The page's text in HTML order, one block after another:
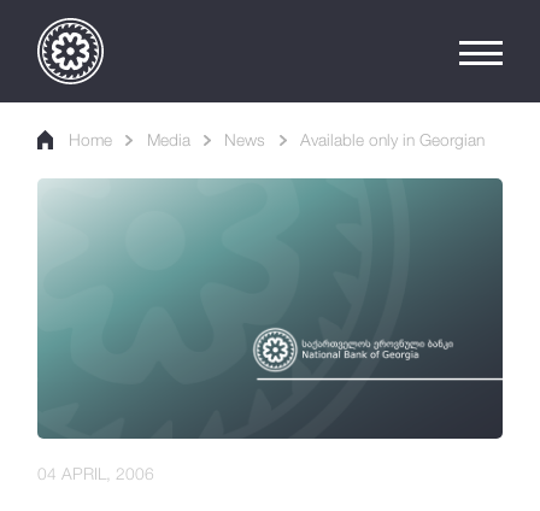
Home Media News Available only in Georgian
04 APRIL, 2006